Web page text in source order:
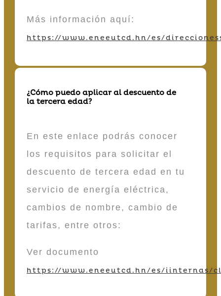
Más información aquí:
https://www.eneeutcd.hn/es/
¿Cómo puedo aplicar al descuento de
la tercera edad?
En este enlace podrás conocer
los requisitos para solicitar el
descuento de tercera edad en tu
servicio de energía eléctrica,
cambios de nombre, cambio de
tarifas, entre otros:
Ver documento
https://www.eneeutcd.hn/es/iinternas/